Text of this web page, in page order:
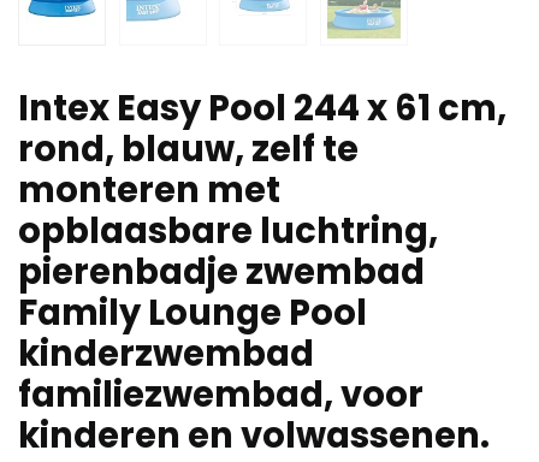
Intex Easy Pool 244 x 61 cm,
rond, blauw, zelf te
monteren met
opblaasbare luchtring,
pierenbadje zwembad
Family Lounge Pool
kinderzwembad
familiezwembad, voor
kinderen en volwassenen.